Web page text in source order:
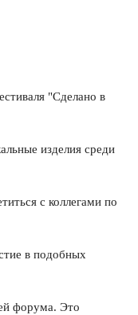
"Сделано в
изделия среди
с коллегами по
в подобных
форума. Это